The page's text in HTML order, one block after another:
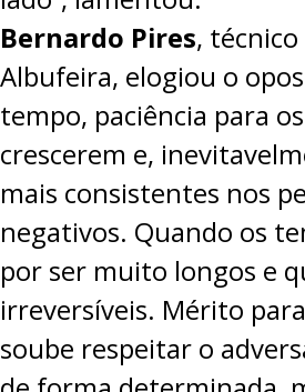
Bernardo Pires,
Albufeira, elogiou o
tempo, paciência para
crescerem e,
mais consistentes nos
negativos. Quando os
por ser muito longos e
irreversíveis. Mérito
soube respeitar o